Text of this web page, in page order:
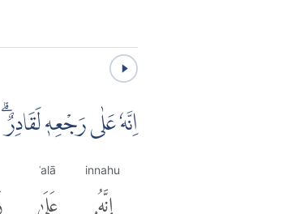
اِنَّهٗ عَلٰى رَجْعِهٖ لَقَادِرٌۗ
innahu
إِنَّهُۥ
ʿalā
عَلَىٰ